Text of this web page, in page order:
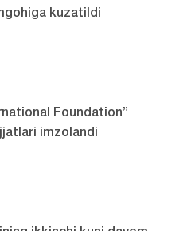
kuzatildi
Foundation”
imzolandi